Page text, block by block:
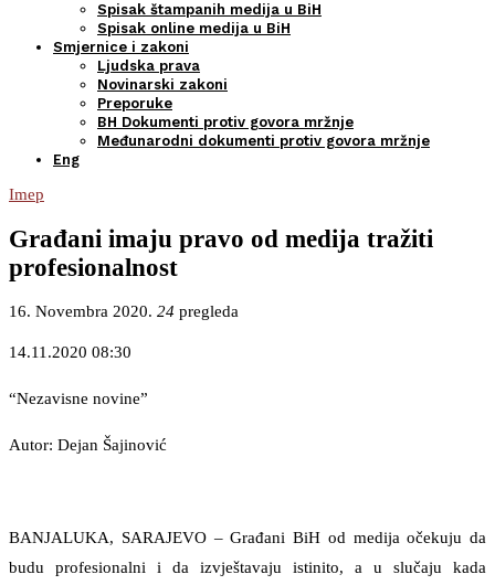
Spisak štampanih medija u BiH
Spisak online medija u BiH
Smjernice i zakoni
Ljudska prava
Novinarski zakoni
Preporuke
BH Dokumenti protiv govora mržnje
Međunarodni dokumenti protiv govora mržnje
Eng
Imep
Građani imaju pravo od medija tražiti
profesionalnost
16. Novembra 2020. 24 pregleda
14.11.2020 08:30
“Nezavisne novine”
Autor: Dejan Šajinović
BANJALUKA, SARAJEVO – Građani BiH od medija očekuju da
budu profesionalni i da izvještavaju istinito, a u slučaju kada